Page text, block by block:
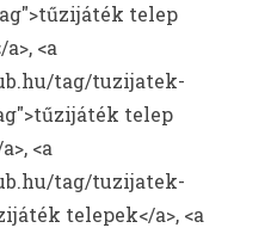
telep
<a
tag/tuzijatek-
telep
<a
tag/tuzijatek-
telepek</a>, <a